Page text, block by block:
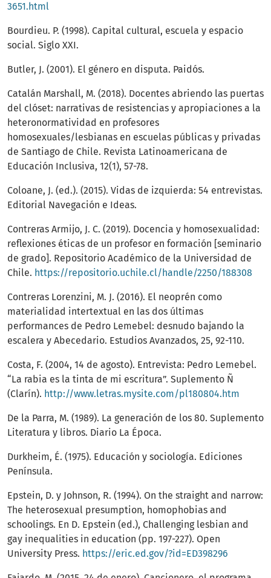
3651.html
Bourdieu. P. (1998). Capital cultural, escuela y espacio
social. Siglo XXI.
Butler, J. (2001). El género en disputa. Paidós.
Catalán Marshall, M. (2018). Docentes abriendo las puertas
del clóset: narrativas de resistencias y apropiaciones a la
heteronormatividad en profesores
homosexuales/lesbianas en escuelas públicas y privadas
de Santiago de Chile. Revista Latinoamericana de
Educación Inclusiva, 12(1), 57-78.
Coloane, J. (ed.). (2015). Vidas de izquierda: 54 entrevistas.
Editorial Navegación e Ideas.
Contreras Armijo, J. C. (2019). Docencia y homosexualidad:
reflexiones éticas de un profesor en formación [seminario
de grado]. Repositorio Académico de la Universidad de
Chile. https://repositorio.uchile.cl/handle/2250/188308
Contreras Lorenzini, M. J. (2016). El neoprén como
materialidad intertextual en las dos últimas
performances de Pedro Lemebel: desnudo bajando la
escalera y Abecedario. Estudios Avanzados, 25, 92-110.
Costa, F. (2004, 14 de agosto). Entrevista: Pedro Lemebel.
“La rabia es la tinta de mi escritura”. Suplemento Ñ
(Clarín). http://www.letras.mysite.com/pl180804.htm
De la Parra, M. (1989). La generación de los 80. Suplemento
Literatura y libros. Diario La Época.
Durkheim, É. (1975). Educación y sociología. Ediciones
Península.
Epstein, D. y Johnson, R. (1994). On the straight and narrow:
The heterosexual presumption, homophobias and
schoolings. En D. Epstein (ed.), Challenging lesbian and
gay inequalities in education (pp. 197-227). Open
University Press. https://eric.ed.gov/?id=ED398296